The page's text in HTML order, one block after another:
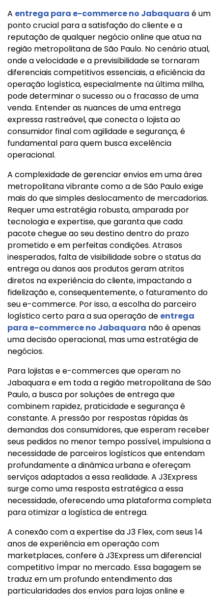
A entrega para e-commerce no Jabaquara é um
ponto crucial para a satisfação do cliente e a
reputação de qualquer negócio online que atua na
região metropolitana de São Paulo. No cenário atual,
onde a velocidade e a previsibilidade se tornaram
diferenciais competitivos essenciais, a eficiência da
operação logística, especialmente na última milha,
pode determinar o sucesso ou o fracasso de uma
venda. Entender as nuances de uma entrega
expressa rastreável, que conecta o lojista ao
consumidor final com agilidade e segurança, é
fundamental para quem busca excelência
operacional.
A complexidade de gerenciar envios em uma área
metropolitana vibrante como a de São Paulo exige
mais do que simples deslocamento de mercadorias.
Requer uma estratégia robusta, amparada por
tecnologia e expertise, que garanta que cada
pacote chegue ao seu destino dentro do prazo
prometido e em perfeitas condições. Atrasos
inesperados, falta de visibilidade sobre o status da
entrega ou danos aos produtos geram atritos
diretos na experiência do cliente, impactando a
fidelização e, consequentemente, o faturamento do
seu e-commerce. Por isso, a escolha do parceiro
logístico certo para a sua operação de entrega
para e-commerce no Jabaquara não é apenas
uma decisão operacional, mas uma estratégia de
negócios.
Para lojistas e e-commerces que operam no
Jabaquara e em toda a região metropolitana de São
Paulo, a busca por soluções de entrega que
combinem rapidez, praticidade e segurança é
constante. A pressão por respostas rápidas às
demandas dos consumidores, que esperam receber
seus pedidos no menor tempo possível, impulsiona a
necessidade de parceiros logísticos que entendam
profundamente a dinâmica urbana e ofereçam
serviços adaptados a essa realidade. A J3Express
surge como uma resposta estratégica a essa
necessidade, oferecendo uma plataforma completa
para otimizar a logística de entrega.
A conexão com a expertise da J3 Flex, com seus 14
anos de experiência em operação com
marketplaces, confere à J3Express um diferencial
competitivo ímpar no mercado. Essa bagagem se
traduz em um profundo entendimento das
particularidades dos envios para lojas online e